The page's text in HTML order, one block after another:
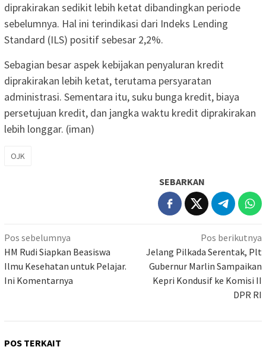
diprakirakan sedikit lebih ketat dibandingkan periode
sebelumnya. Hal ini terindikasi dari Indeks Lending
Standard (ILS) positif sebesar 2,2%.
Sebagian besar aspek kebijakan penyaluran kredit
diprakirakan lebih ketat, terutama persyaratan
administrasi. Sementara itu, suku bunga kredit, biaya
persetujuan kredit, dan jangka waktu kredit diprakirakan
lebih longgar. (iman)
OJK
SEBARKAN
Navigasi
pos
Pos sebelumnya
HM Rudi Siapkan Beasiswa
Ilmu Kesehatan untuk Pelajar.
Ini Komentarnya
Pos berikutnya
Jelang Pilkada Serentak, Plt
Gubernur Marlin Sampaikan
Kepri Kondusif ke Komisi II
DPR RI
POS TERKAIT